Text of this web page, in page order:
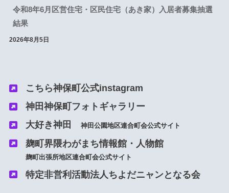
令和8年6月区営住宅・区民住宅（あき家）入居者募集抽選
結果
2026年8月5日
こちら神保町公式instagram
神田神保町フォトギャラリー
大好き神田神田公園地区連合町会公式サイト
麹町界隈わがまち情報館・人物館
麹町出張所地区連合町会公式サイト
特定非営利活動法人ちよだニャンとなる会